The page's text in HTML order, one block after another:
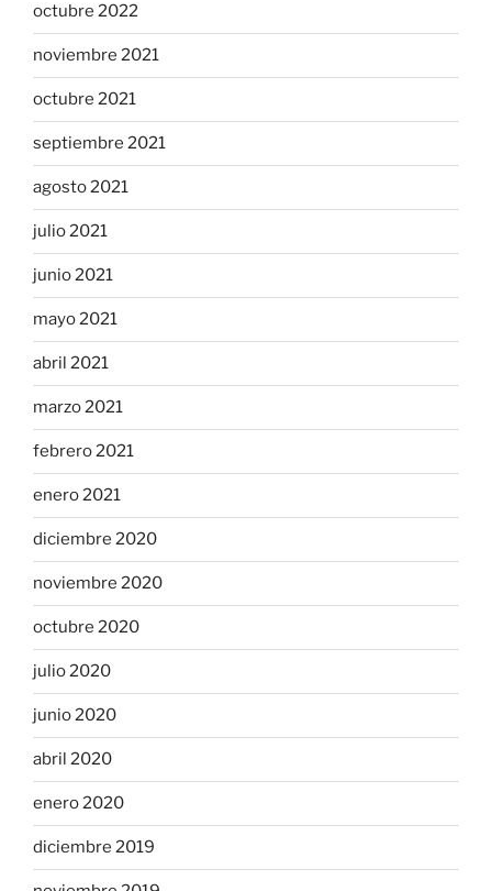
octubre 2022
noviembre 2021
octubre 2021
septiembre 2021
agosto 2021
julio 2021
junio 2021
mayo 2021
abril 2021
marzo 2021
febrero 2021
enero 2021
diciembre 2020
noviembre 2020
octubre 2020
julio 2020
junio 2020
abril 2020
enero 2020
diciembre 2019